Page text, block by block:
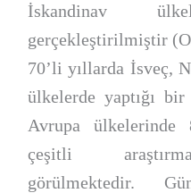
İskandinav
gerçekleştirilmiştir
70’li yıllarda İsveç,
ülkelerde yaptığı
Avrupa ülkelerinde
çeşitli
görülmektedir.